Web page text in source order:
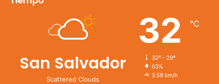
San Salvador
Scattered Clouds
32 ℃
32º - 29º
63%
3.58 km/h